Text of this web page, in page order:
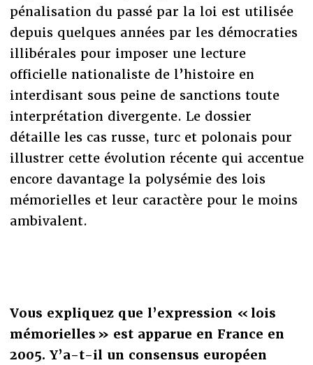
pénalisation du passé par la loi est utilisée
depuis quelques années par les démocraties
illibérales pour imposer une lecture
officielle nationaliste de l’histoire en
interdisant sous peine de sanctions toute
interprétation divergente. Le dossier
détaille les cas russe, turc et polonais pour
illustrer cette évolution récente qui accentue
encore davantage la polysémie des lois
mémorielles et leur caractère pour le moins
ambivalent.
Vous expliquez que l’expression « lois
mémorielles » est apparue en France en
2005. Y’a-t-il un consensus européen